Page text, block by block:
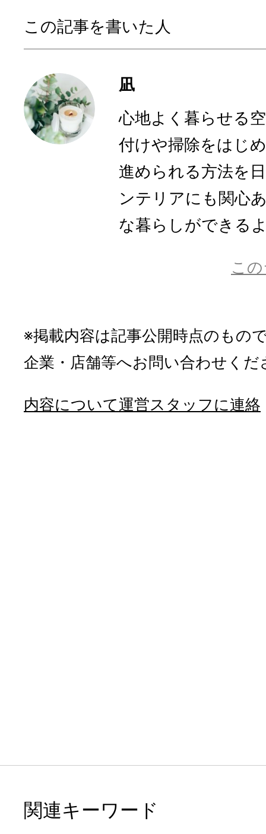
この記事を書いた人
凪
心地よく暮らせる
付けや掃除をはじ
進められる方法を
ンテリアにも関心
な暮らしができる
こ
※掲載内容は記事公開時点のもの
企業・店舗等へお問い合わせくだ
内容について運営スタッフに連絡
関連キーワード